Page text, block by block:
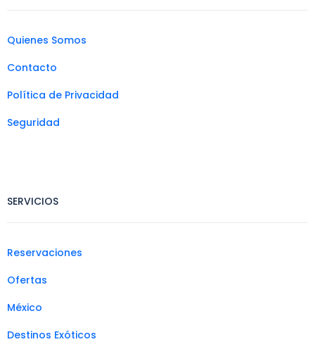
Quienes Somos
Contacto
Política de Privacidad
Seguridad
SERVICIOS
Reservaciones
Ofertas
México
Destinos Exóticos